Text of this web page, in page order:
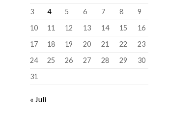
3
4 5 6 7 8
9
10
11 12 13 14 15
16
17
18 19 20 21 22
23
24
25 26 27 28 29
30
31
« Juli